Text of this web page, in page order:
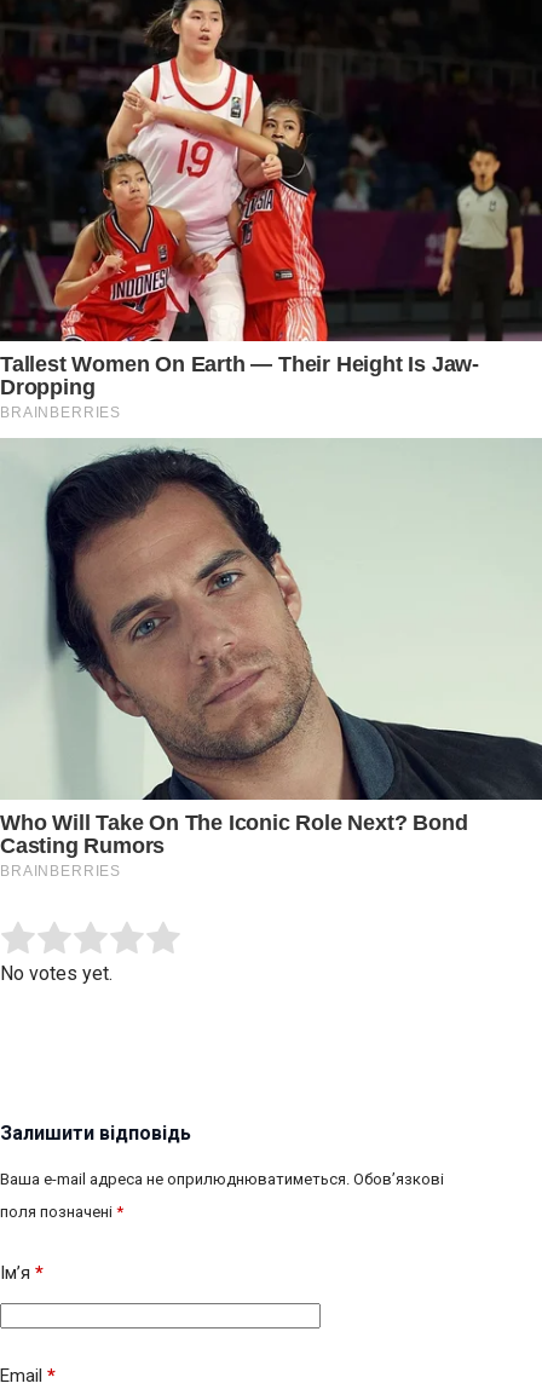
Rate this item:
No votes yet.
Залишити відповідь
Ваша e-mail адреса не оприлюднюватиметься. Обов’язкові
поля позначені *
Ім’я *
Email *